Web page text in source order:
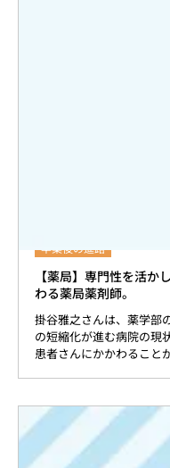
卒業後の進路
【薬局】専門性を活か
わる薬局薬剤師。
掛谷雅之さんは、薬学部
の短縮化が進む病院の現
に選んだ。